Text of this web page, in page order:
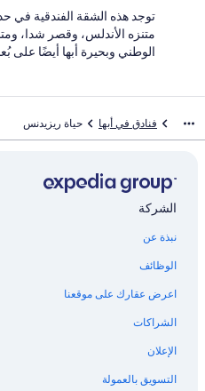
متنزه الأندلس، وقصر شدا،
الوطني وبحيرة أبها أيضًا على بُعد 3 أميال (5
فنادق في أبها حياة ريزيدنس
الشركة
نبذة عن
الوظائف
اعرض عقارك على موقعنا
الشراكات
الإعلان
التسويق بالعمولة